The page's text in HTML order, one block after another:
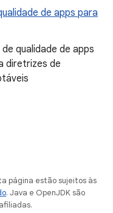
de apps para
qualidade de apps
diretrizes de
página estão sujeitos às
. Java e OpenJDK são